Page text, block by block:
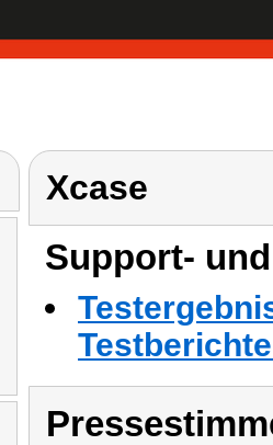
Xcase
Support-